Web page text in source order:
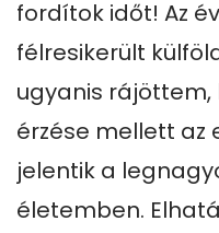
fordítok időt! Az
félresikerült
ugyanis
érzése mellett
jelentik a
életemben.